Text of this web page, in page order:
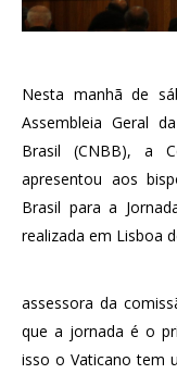
Nesta manhã de
Assembleia Geral
Brasil (CNBB), a
apresentou aos
Brasil para a
realizada em Lisboa
assessora da
que a jornada é o
isso o Vaticano tem